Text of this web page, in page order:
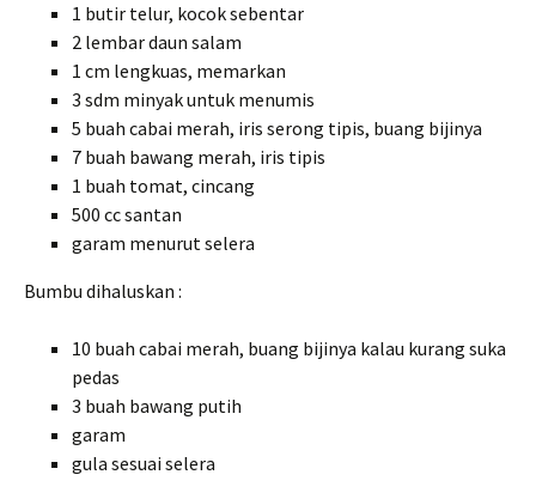
1 butir telur, kocok sebentar
2 lembar daun salam
1 cm lengkuas, memarkan
3 sdm minyak untuk menumis
5 buah cabai merah, iris serong tipis, buang bijinya
7 buah bawang merah, iris tipis
1 buah tomat, cincang
500 cc santan
garam menurut selera
Bumbu dihaluskan :
10 buah cabai merah, buang bijinya kalau kurang suka
pedas
3 buah bawang putih
garam
gula sesuai selera